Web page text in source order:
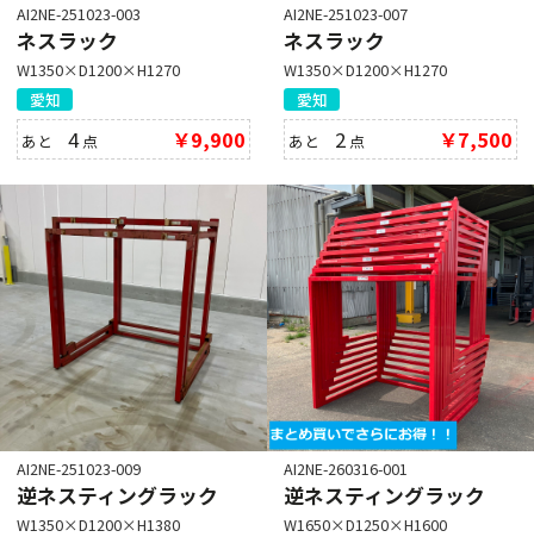
AI2NE-251023-003
ネスラック
W1350×D1200×H1270
愛知
あと4点 ￥9,900
AI2NE-251023-007
ネスラック
W1350×D1200×H1270
愛知
あと 2 点 ￥7,500
AI2NE-251023-009
逆ネスティングラック
W1350×D1200×H1380
AI2NE-260316-001
逆ネスティングラック
W1650×D1250×H1600